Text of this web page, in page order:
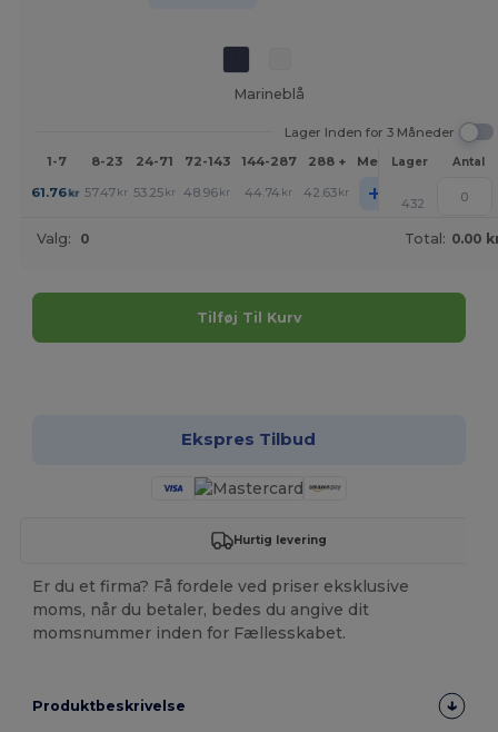
Marineblå
Lager Inden for 3 Måneder
1-7
8-23 24-71 72-143 144-287 288 + MereLager Antal
61.76kr 57.47 kr 53.25 kr 48.96 kr 44.74 kr 42.63 kr + 432
Valg: 0 Total: 0.00
Tilføj Til Kurv
Ekspres Tilbud
Hurtig levering
Er du et firma? Få fordele ved priser eksklusive
moms, når du betaler, bedes du angive dit
momsnummer inden for Fællesskabet.
Produktbeskrivelse